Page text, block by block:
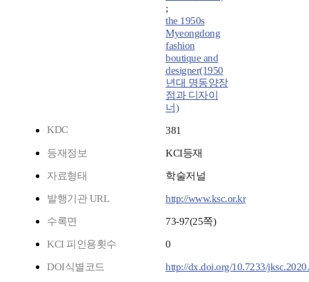
;
the 1950s
Myeongdong
fashion
boutique and
designer(1950
년대 명동양장
점과 디자이
너)
KDC
381
등재정보 KCI등재
자료형태 학술저널
발행기관 URL http://www.ksc.or.kr
수록면 73-97(25쪽)
KCI 피인용횟수 0
DOI식별코드 http://dx.doi.org/10.7233/